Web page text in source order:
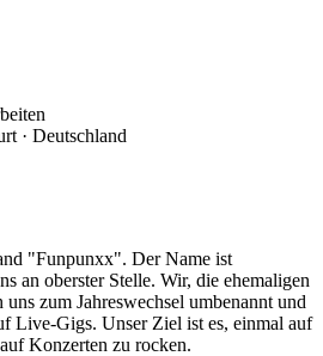
· Deutschland
"Funpunxx". Der Name ist
an oberster Stelle. Wir, die ehemaligen
zum Jahreswechsel umbenannt und
Live-Gigs. Unser Ziel ist es, einmal auf
Konzerten zu rocken.